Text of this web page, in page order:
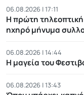
06.08.2026 | 17:11
Η πρώτη
ηχηρό μήνυμα
06.08.2026 | 14:44
Η μαγεία του
06.08.2026 | 13:43